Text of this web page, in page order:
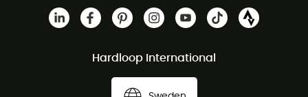
Hardloop International